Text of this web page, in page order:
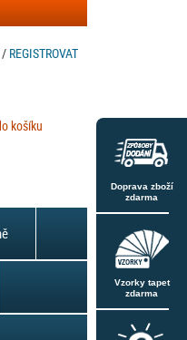
/ REGISTROVAT
košíku
Doprava zboží
zdarma
Vzorky tapet
zdarma